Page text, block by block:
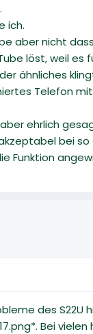
ich.
aber nicht
löst, weil es
ähnliches
Telefon
ehrlich
bei
Funktion
des S22U
Bei